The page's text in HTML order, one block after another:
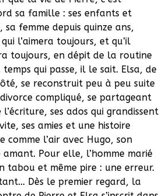
sa famille : ses enfants et
sa femme depuis quinze ans,
l’aimera toujours, et qu’il
toujours, en dépit de la routine
qui passe, il le sait. Elsa, de
se reconstruit peu à peu suite
compliqué, se partageant
ses ados qui grandissent
ses amies et une histoire
comme l’air avec Hugo, son
amant. Pour elle, l’homme marié
tabou et même pire : une erreur.
Dès le premier regard, la